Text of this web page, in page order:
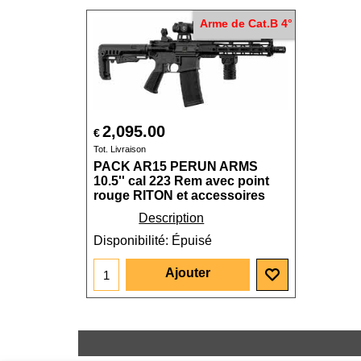
Arme de Cat.B 4°
€2,095.00
Tot. Livraison
PACK AR15 PERUN ARMS
10.5'' cal 223 Rem avec point
rouge RITON et accessoires
Description
Disponibilité: Épuisé
Ajouter